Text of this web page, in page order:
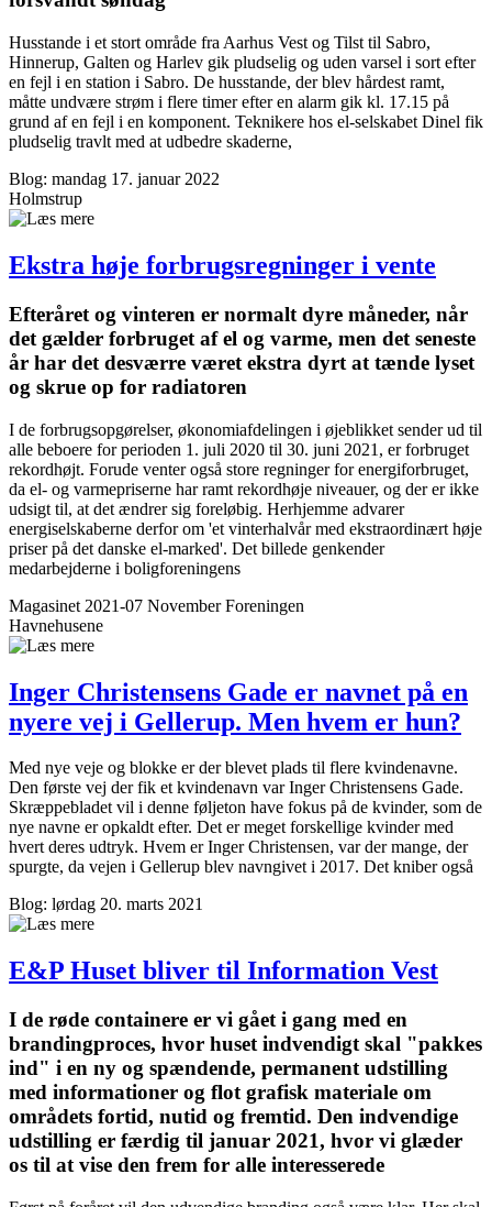
Husstande i et stort område fra Aarhus Vest og Tilst til Sabro,
Hinnerup, Galten og Harlev gik pludselig og uden varsel i sort efter
en fejl i en station i Sabro. De husstande, der blev hårdest ramt,
måtte undvære strøm i flere timer efter en alarm gik kl. 17.15 på
grund af en fejl i en komponent. Teknikere hos el-selskabet Dinel fik
pludselig travlt med at udbedre skaderne,
Blog: mandag 17. januar 2022
Holmstrup
Ekstra høje forbrugs­regninger i vente
Efteråret og vinteren er normalt dyre måneder, når
det gælder forbruget af el og varme, men det seneste
år har det desværre været ekstra dyrt at tænde lyset
og skrue op for radiatoren
I de forbrugsopgørelser, økonomiafdelingen i øjeblikket sender ud til
alle beboere for perioden 1. juli 2020 til 30. juni 2021, er forbruget
rekordhøjt. Forude venter også store regninger for energiforbruget,
da el- og varmepriserne har ramt rekordhøje niveauer, og der er ikke
udsigt til, at det ændrer sig foreløbig. Herhjemme advarer
energiselskaberne derfor om 'et vinterhalvår med ekstraordinært høje
priser på det danske el-marked'. Det billede genkender
medarbejderne i boligforeningens
Magasinet 2021-07 November Foreningen
Havnehusene
Inger Christensens Gade er navnet på en
nyere vej i Gellerup. Men hvem er hun?
Med nye veje og blokke er der blevet plads til flere kvindenavne.
Den første vej der fik et kvindenavn var Inger Christensens Gade.
Skræppebladet vil i denne føljeton have fokus på de kvinder, som de
nye navne er opkaldt efter. Det er meget forskellige kvinder med
hvert deres udtryk. Hvem er Inger Christensen, var der mange, der
spurgte, da vejen i Gellerup blev navngivet i 2017. Det kniber også
Blog: lørdag 20. marts 2021
E&P Huset bliver til Information Vest
I de røde containere er vi gået i gang med en
brandingproces, hvor huset indvendigt skal "pakkes
ind" i en ny og spændende, permanent udstilling
med informationer og flot grafisk materiale om
områdets fortid, nutid og fremtid. Den indvendige
udstilling er færdig til januar 2021, hvor vi glæder
os til at vise den frem for alle interesserede